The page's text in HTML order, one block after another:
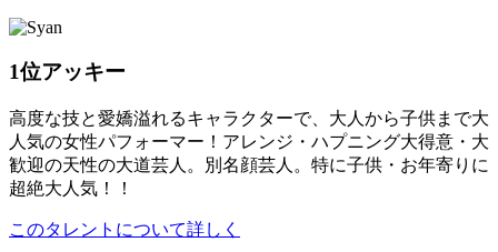
1位アッキー
高度な技と愛嬌溢れるキャラクターで、大人から子供まで大
人気の女性パフォーマー！アレンジ・ハプニング大得意・大
歓迎の天性の大道芸人。別名顔芸人。特に子供・お年寄りに
超絶大人気！！
このタレントについて詳しく